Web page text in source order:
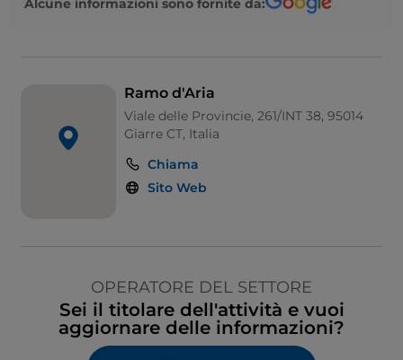
Alcune informazioni sono fornite da:
Ramo d'Aria
Viale delle Provincie, 261/INT 38, 95014
Giarre CT, Italia
Chiama
Sito Web
OPERATORE DEL SETTORE
Sei il titolare dell'attività e vuoi
aggiornare delle informazioni?